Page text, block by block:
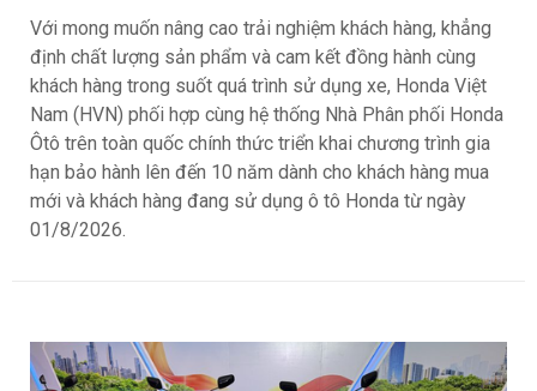
Với mong muốn nâng cao trải nghiệm khách hàng, khẳng
định chất lượng sản phẩm và cam kết đồng hành cùng
khách hàng trong suốt quá trình sử dụng xe, Honda Việt
Nam (HVN) phối hợp cùng hệ thống Nhà Phân phối Honda
Ôtô trên toàn quốc chính thức triển khai chương trình gia
hạn bảo hành lên đến 10 năm dành cho khách hàng mua
mới và khách hàng đang sử dụng ô tô Honda từ ngày
01/8/2026.